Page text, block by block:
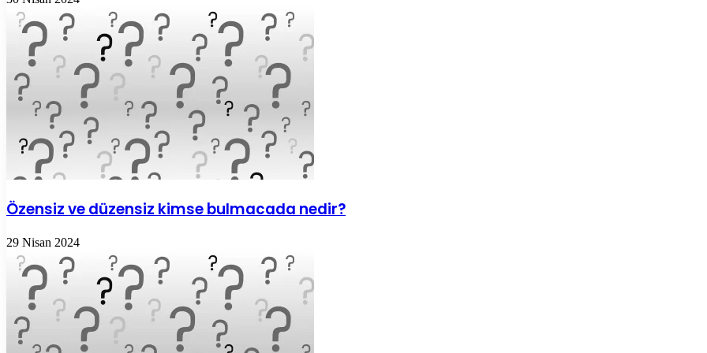
Özensiz ve düzensiz kimse bulmacada nedir?
29 Nisan 2024